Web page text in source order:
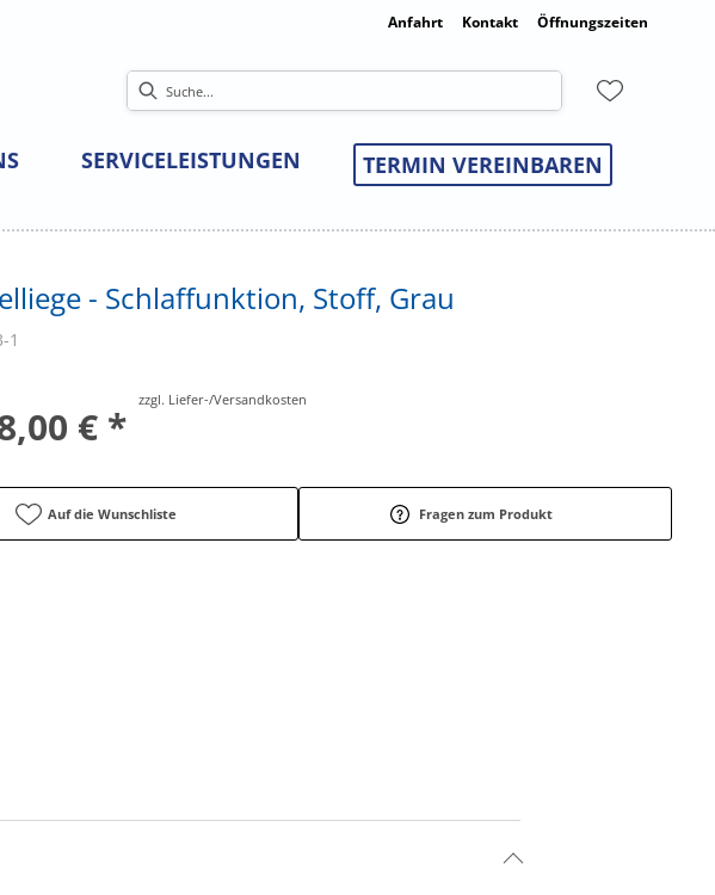
Anfahrt Kontakt Öffnungszeiten
SERVICELEISTUNGEN TERMIN VEREINBAREN
- Schlaffunktion, Stoff, Grau
1
€ *
zzgl. Liefer-/Versandkosten
Auf die Wunschliste Fragen zum Produkt